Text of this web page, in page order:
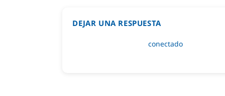
DEJAR UNA RESPUESTA
Lo siento, debes estarconectado